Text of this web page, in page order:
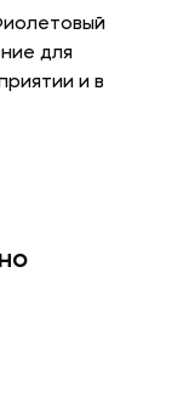
для
и в